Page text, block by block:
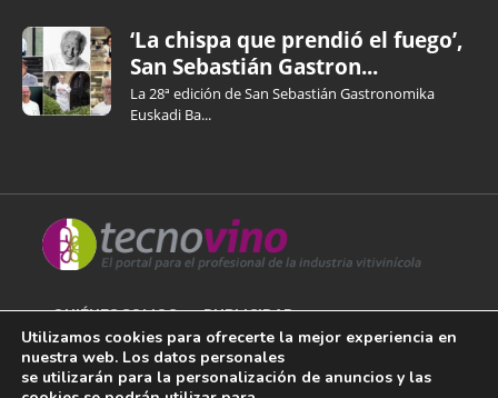
‘La chispa que prendió el fuego’,
San Sebastián Gastron...
La 28ª edición de San Sebastián Gastronomika
Euskadi Ba...
QUIÉNES SOMOS PUBLICIDAD
AVISO LEGAL
Utilizamos cookies para ofrecerte la mejor experiencia en
nuestra web. Los datos personales
se utilizarán para la personalización de anuncios y las